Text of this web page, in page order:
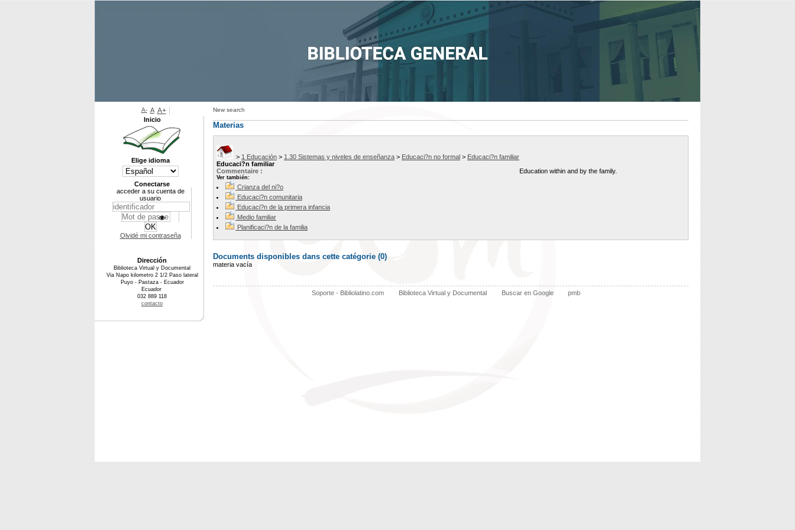
New search
Materias
> 1 Educación > 1.30 Sistemas y niveles de enseñanza > Educaci?n no formal > Educaci?n familiar
Educaci?n familiar
Commentaire :
Education within and by the family.
Ver también:
Crianza del ni?o
Educaci?n comunitaria
Educaci?n de la primera infancia
Medio familiar
Planificaci?n de la familia
Documents disponibles dans cette catégorie (0)
materia vacía
Soporte - Bibliolatino.com Biblioteca Virtual y Documental Buscar en Google pmb
A- A A+
Inicio
Elige idioma
Conectarse
acceder a su cuenta de
usuario
Olvidé mi contraseña
Dirección
Biblioteca Virtual y Documental
Via Napo kilometro 2 1/2 Paso lateral
Puyo - Pastaza - Ecuador
Ecuador
032 889 118
contacto